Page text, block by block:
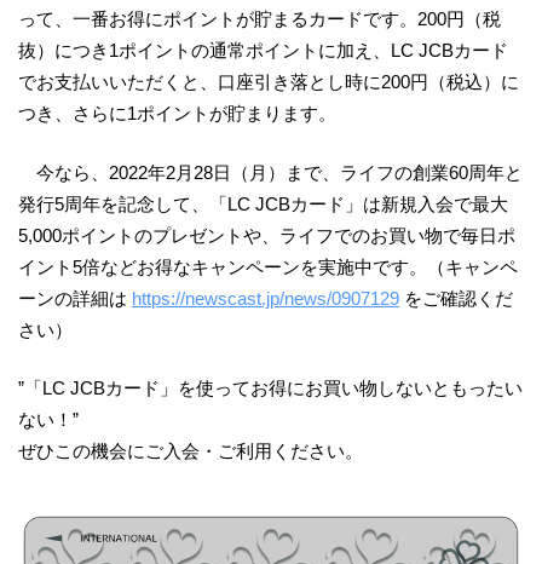
って、一番お得にポイントが貯まるカードです。200円（税
抜）につき1ポイントの通常ポイントに加え、LC JCBカード
でお支払いいただくと、口座引き落とし時に200円（税込）に
つき、さらに1ポイントが貯まります。
今なら、2022年2月28日（月）まで、ライフの創業60周年と
発行5周年を記念して、「LC JCBカード」は新規入会で最大
5,000ポイントのプレゼントや、ライフでのお買い物で毎日ポ
イント5倍などお得なキャンペーンを実施中です。（キャンペ
ーンの詳細は https://newscast.jp/news/0907129 をご確認くだ
さい）
”「LC JCBカード」を使ってお得にお買い物しないともったい
ない！”
ぜひこの機会にご入会・ご利用ください。